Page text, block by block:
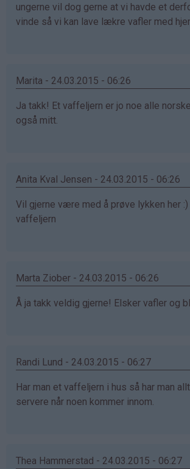
ungerne vil dog gerne at vi havde et
vinde så vi kan lave lækre vafler med
Marita - 24.03.2015 - 06:26
Ja takk! Et vaffeljern er jo noe alle
også mitt.
Anita Kval Jensen - 24.03.2015 - 06:26
Vil gjerne være med å prøve lykken her
vaffeljern
Marta Ziober - 24.03.2015 - 06:26
Å ja takk veldig gjerne! Elsker vafler og
Randi Lund - 24.03.2015 - 06:27
Har man et vaffeljern i hus så har man
servere når noen kommer innom.
Thea Hammerstad - 24.03.2015 - 06:27